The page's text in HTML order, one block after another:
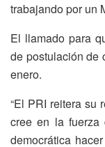
trabajando por un
El llamado para
de postulación de
enero.
“El PRI reitera su
cree en la fuerza
democrática